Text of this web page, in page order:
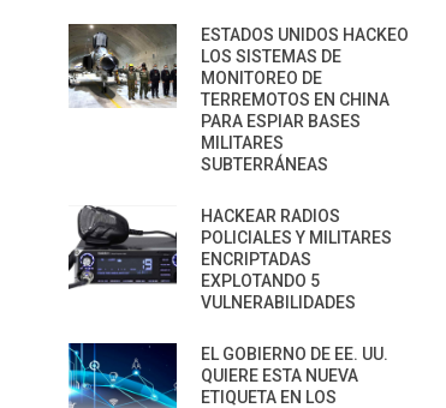
ESTADOS UNIDOS HACKEO
LOS SISTEMAS DE
MONITOREO DE
TERREMOTOS EN CHINA
PARA ESPIAR BASES
MILITARES
SUBTERRÁNEAS
HACKEAR RADIOS
POLICIALES Y MILITARES
ENCRIPTADAS
EXPLOTANDO 5
VULNERABILIDADES
EL GOBIERNO DE EE. UU.
QUIERE ESTA NUEVA
ETIQUETA EN LOS